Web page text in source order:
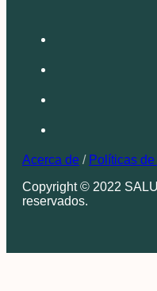
Acerca de / Políticas
Copyright © 2022
reservados.